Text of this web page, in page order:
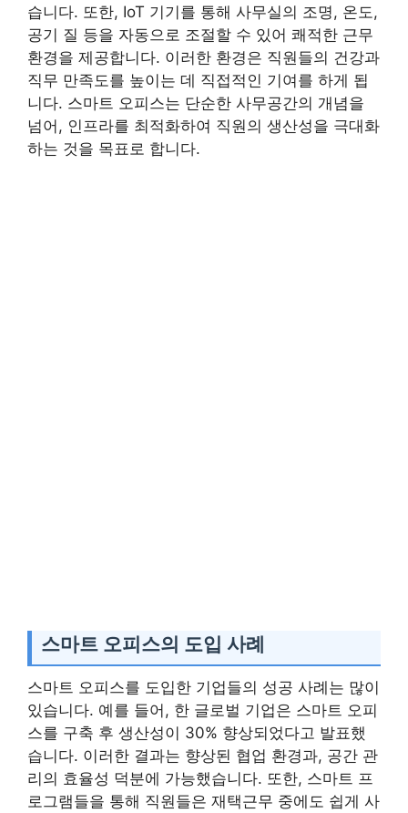
습니다. 또한, IoT 기기를 통해 사무실의 조명, 온도,
공기 질 등을 자동으로 조절할 수 있어 쾌적한 근무
환경을 제공합니다. 이러한 환경은 직원들의 건강과
직무 만족도를 높이는 데 직접적인 기여를 하게 됩
니다. 스마트 오피스는 단순한 사무공간의 개념을
넘어, 인프라를 최적화하여 직원의 생산성을 극대화
하는 것을 목표로 합니다.
스마트 오피스의 도입 사례
스마트 오피스를 도입한 기업들의 성공 사례는 많이
있습니다. 예를 들어, 한 글로벌 기업은 스마트 오피
스를 구축 후 생산성이 30% 향상되었다고 발표했
습니다. 이러한 결과는 향상된 협업 환경과, 공간 관
리의 효율성 덕분에 가능했습니다. 또한, 스마트 프
로그램들을 통해 직원들은 재택근무 중에도 쉽게 사